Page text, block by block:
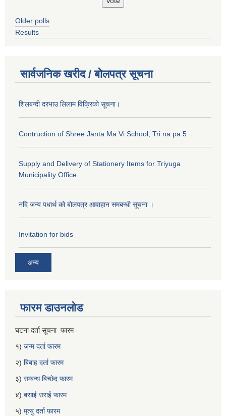
Older polls
Results
सार्वजनिक खरीद / बोलपत्र सूचना
शिलबन्दी दरभाउ लिलाम विक्रिको सूचना।
Contruction of Shree Janta Ma Vi School, Tri na pa 5
Supply and Delivery of Stationery Items for Triyuga
Municipality Office.
नदि जन्य पधार्थ को बोलपत्र आवाहान समबन्धी सूचना ।
Invitation for bids
अन्य
फारम डाउनलोड
घटना दर्ता सूचना फारम
१) जन्म दर्ता फारम
२) बिबाह दर्ता फारम
३) सम्बन्ध बिच्छेद फारम
४) बसाई सराई फारम
५) मृत्यु दर्ता फारम